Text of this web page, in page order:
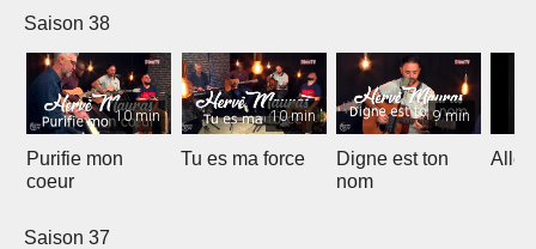
Saison 38
10 min
Purifie mon
coeur
10 min
Tu es ma force
9 min
Digne est ton
nom
Saison 37